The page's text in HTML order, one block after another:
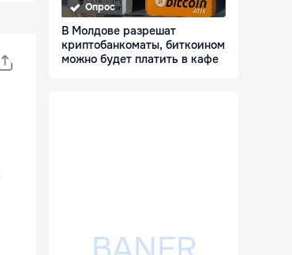
Опрос
В Молдове разрешат
криптобанкоматы, биткоином
можно будет платить в кафе